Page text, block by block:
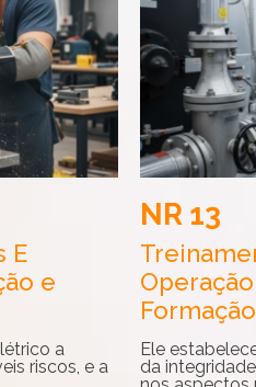
E
e
a
riscos, e a
NR 13
Ele
da